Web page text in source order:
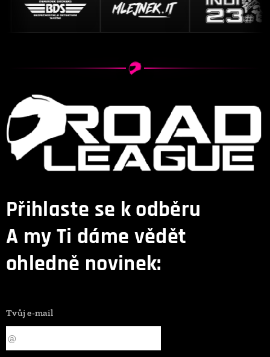
Přihlaste se k odběru
A my Ti dáme vědět
ohledně novinek:
Tvůj e-mail